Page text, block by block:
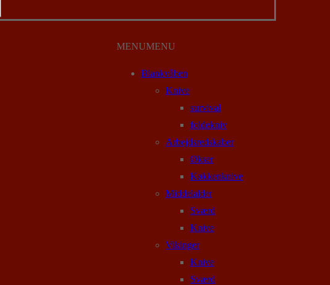
MENUMENU
Blankvåben
Knive
survival
foldekniv
Arbejdsredskaber
Økser
Køkkenknive
Middelalder
Sværd
Knive
Vikinger
Knive
Sværd